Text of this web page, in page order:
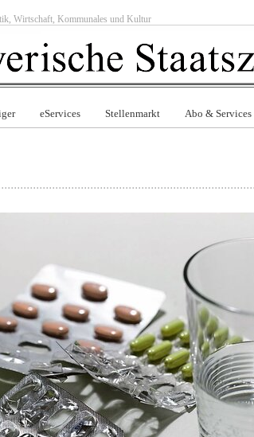
Wirtschaft, Kommunales und Kultur
eServices Stellenmarkt Abo & Services